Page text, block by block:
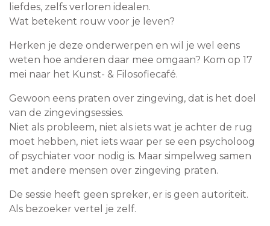
liefdes, zelfs verloren idealen.
Wat betekent rouw voor je leven?
Herken je deze onderwerpen en wil je wel eens
weten hoe anderen daar mee omgaan? Kom op 17
mei naar het Kunst- & Filosofiecafé.
Gewoon eens praten over zingeving, dat is het doel
van de zingevingsessies.
Niet als probleem, niet als iets wat je achter de rug
moet hebben, niet iets waar per se een psycholoog
of psychiater voor nodig is. Maar simpelweg samen
met andere mensen over zingeving praten.
De sessie heeft geen spreker, er is geen autoriteit.
Als bezoeker vertel je zelf.